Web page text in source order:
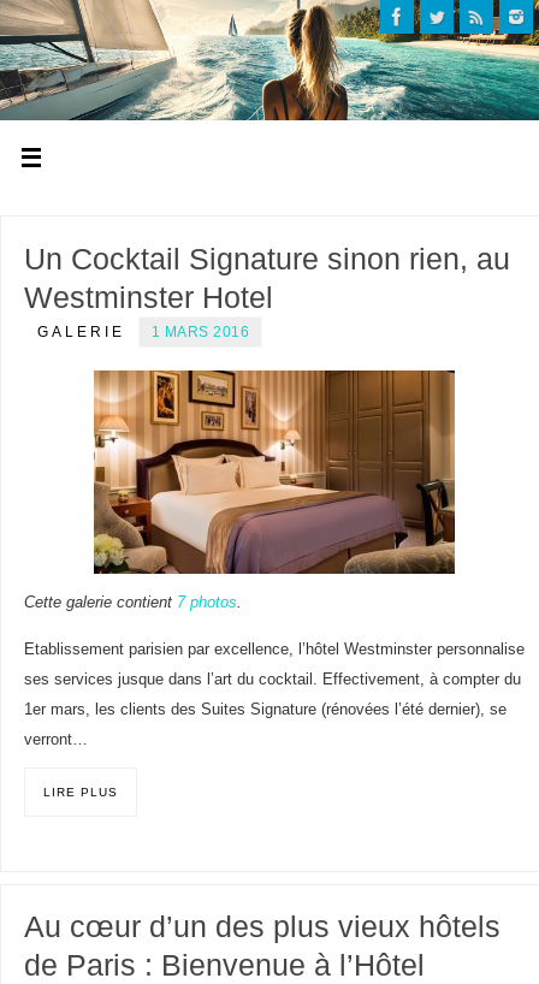
Un Cocktail Signature sinon rien, au
Westminster Hotel
GALERIE 1 MARS 2016
Cette galerie contient 7 photos.
Etablissement parisien par excellence, l’hôtel Westminster personnalise
ses services jusque dans l’art du cocktail. Effectivement, à compter du
1er mars, les clients des Suites Signature (rénovées l’été dernier), se
verront…
LIRE PLUS
Au cœur d’un des plus vieux hôtels
de Paris : Bienvenue à l’Hôtel